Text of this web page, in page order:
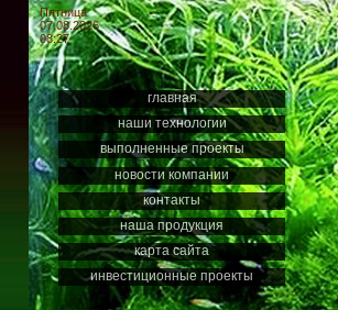
Пятница
07.08.2026
08:27
главная
наши технологии
выполненные проекты
новости компании
контакты
наша продукция
карта сайта
инвестиционные проекты